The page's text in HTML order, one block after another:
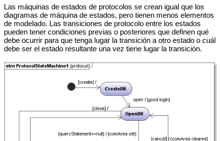
Las máquinas de estados de protocolos se crean igual que los
diagramas de máquina de estados, pero tienen menos elementos
de modelado. Las transiciones de protocolo entre los estados
pueden tener condiciones previas o posteriores que definen qué
debe ocurrir para que tenga lugar la transición a otro estado o cuál
debe ser el estado resultante una vez tiene lugar la transición.